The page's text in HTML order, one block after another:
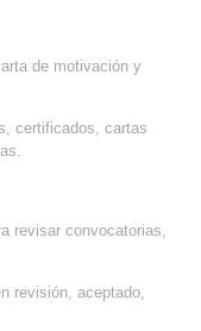
de motivación y
certificados, cartas
revisar convocatorias,
revisión, aceptado,